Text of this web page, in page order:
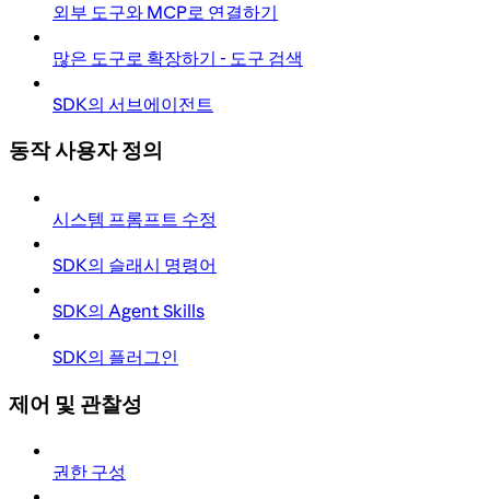
외부 도구와 MCP로 연결하기
많은 도구로 확장하기 - 도구 검색
SDK의 서브에이전트
동작 사용자 정의
시스템 프롬프트 수정
SDK의 슬래시 명령어
SDK의 Agent Skills
SDK의 플러그인
제어 및 관찰성
권한 구성